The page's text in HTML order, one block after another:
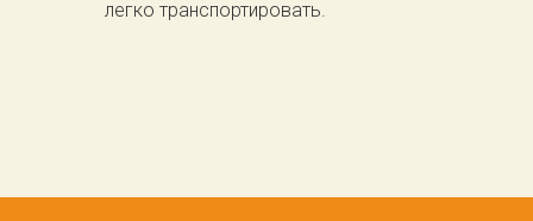
легко транспортировать.